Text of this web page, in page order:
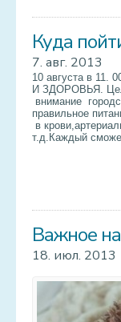
Куда
7. авг. 2013
10 августа в 11.
И ЗДОРОВЬЯ.
внимание
правильное
в
т.д.Каждый
Важное
18. июл. 2013